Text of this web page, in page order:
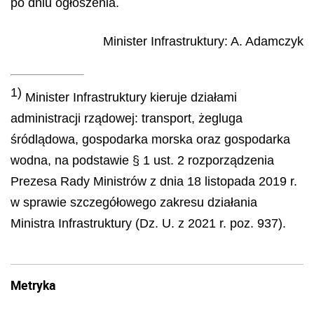
Minister Infrastruktury: A. Adamczyk
1) Minister Infrastruktury kieruje działami
administracji rządowej: transport, żegluga
śródlądowa, gospodarka morska oraz gospodarka
wodna, na podstawie § 1 ust. 2 rozporządzenia
Prezesa Rady Ministrów z dnia 18 listopada 2019 r.
w sprawie szczegółowego zakresu działania
Ministra Infrastruktury (Dz. U. z 2021 r. poz. 937).
Metryka